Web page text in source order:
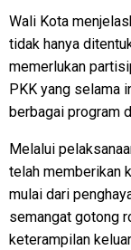
Wali Kota
tidak hanya
memerlukan
PKK yang selama
berbagai program
Melalui
telah memberikan
mulai dari
semangat gotong
keterampilan